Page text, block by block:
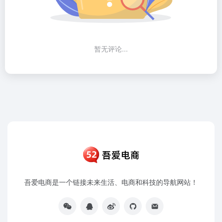
暂无评论...
吾爱电商是一个链接未来生活、电商和科技的导航网站！